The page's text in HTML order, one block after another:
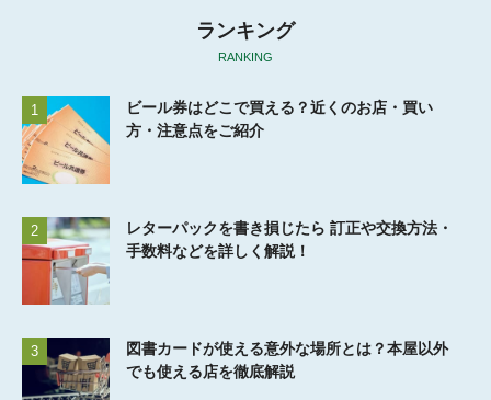
ランキング
RANKING
1
ビール券はどこで買える？近くのお店・買い
方・注意点をご紹介
2
レターパックを書き損じたら 訂正や交換方法・
手数料などを詳しく解説！
3
図書カードが使える意外な場所とは？本屋以外
でも使える店を徹底解説